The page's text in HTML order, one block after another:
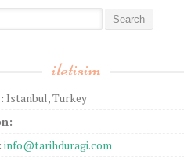
iletisim
Istanbul, Turkey
info@tarihduragi.com